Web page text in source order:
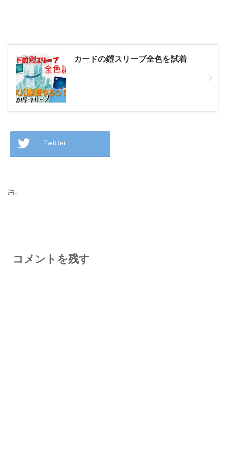
カードの鎧スリーブ全色を試着
Twitter
-
コメントを残す